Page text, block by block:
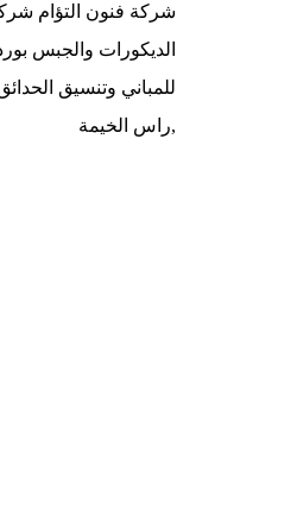
شركة فنون التؤام
الديكورات والجبس
للمباني وتنسيق
,راس الخيمة